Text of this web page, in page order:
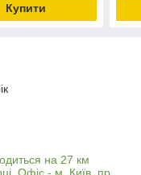
Купити
на 27 км